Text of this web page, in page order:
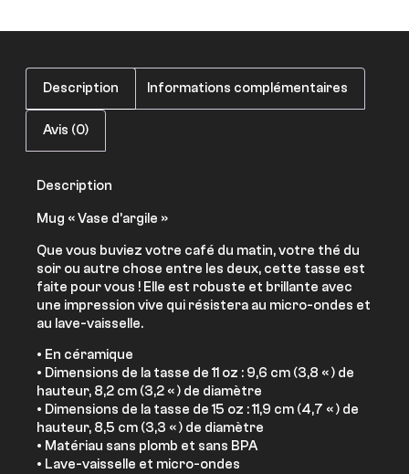
Description Informations complémentaires
Avis (0)
Description
Mug « Vase d’argile »
Que vous buviez votre café du matin, votre thé du
soir ou autre chose entre les deux, cette tasse est
faite pour vous ! Elle est robuste et brillante avec
une impression vive qui résistera au micro-ondes et
au lave-vaisselle.
• En céramique
• Dimensions de la tasse de 11 oz : 9,6 cm (3,8 « ) de
hauteur, 8,2 cm (3,2 « ) de diamètre
• Dimensions de la tasse de 15 oz : 11,9 cm (4,7 « ) de
hauteur, 8,5 cm (3,3 « ) de diamètre
• Matériau sans plomb et sans BPA
• Lave-vaisselle et micro-ondes